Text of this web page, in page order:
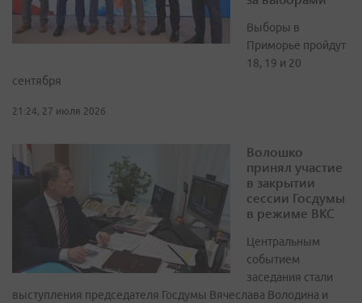
Выборы в
Приморье пройдут
18, 19 и 20
сентября
21:24, 27 июля 2026
Волошко
принял участие
в закрытии
сессии Госдумы
в режиме ВКС
Центральным
событием
заседания стали
выступления председателя Госдумы Вячеслава Володина и